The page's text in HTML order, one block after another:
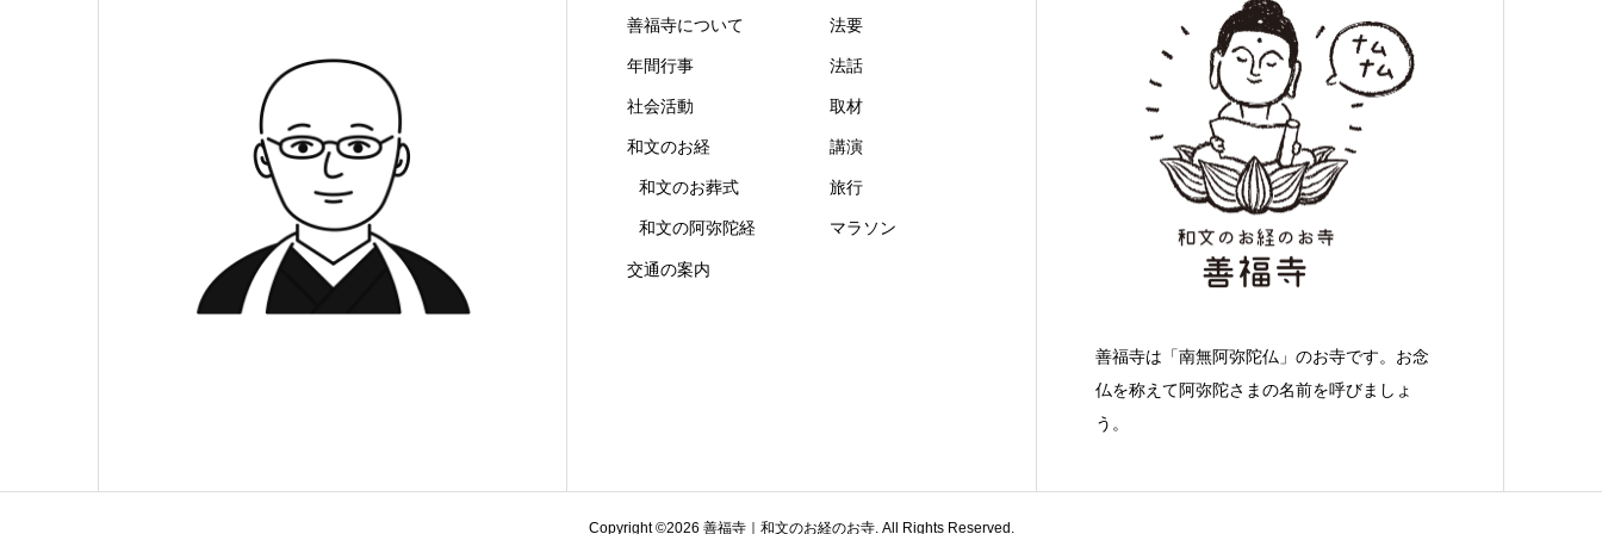
善福寺について
年間行事
社会活動
和文のお経
和文のお葬式
和文の阿弥陀経
交通の案内
法要
法話
取材
講演
旅行
マラソン
善福寺は「南無阿弥陀仏」のお寺です。お念
仏を称えて阿弥陀さまの名前を呼びましょ
う。
Copyright ©2026 善福寺｜和文のお経のお寺. All Rights Reserved.